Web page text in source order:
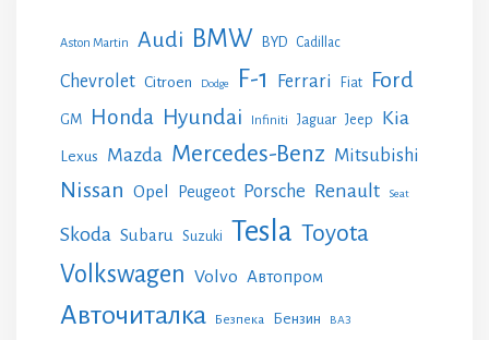
Aston Martin Audi BMW BYD Cadillac
Chevrolet Citroen Dodge F-1 Ferrari Fiat Ford
GM Honda Hyundai Infiniti Jaguar Jeep Kia
Lexus Mazda Mercedes-Benz Mitsubishi
Nissan Opel Peugeot Porsche Renault Seat
Skoda Subaru Suzuki Tesla Toyota
Volkswagen Volvo Автопром
Авточиталка Безпека Бензин ВАЗ